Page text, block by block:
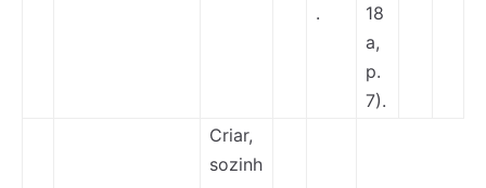
.
18
a,
p.
7).
Criar,
sozinh